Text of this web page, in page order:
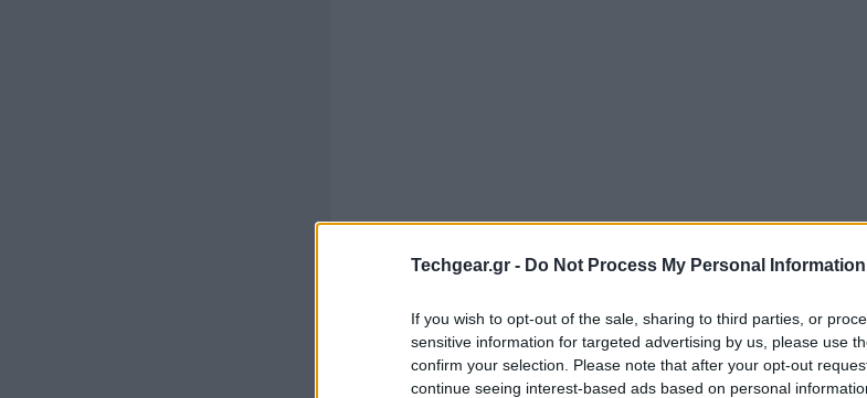
Techgear.gr - Do Not Process My Personal Information
If you wish to opt-out of the sale, sharing to third parties, or
sensitive information for targeted advertising by us, please use
confirm your selection. Please note that after your opt-out
continue seeing interest-based ads based on personal